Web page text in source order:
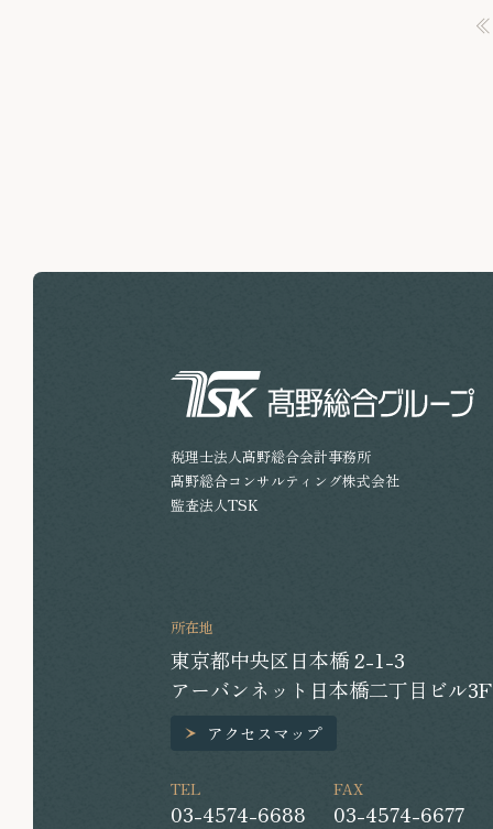
税理士法人髙野総合会計事務所
髙野総合コンサルティング株式会社
監査法人TSK
所在地
東京都中央区日本橋 2-1-3
アーバンネット日本橋二丁目ビル3F
アクセスマップ
TEL
03-4574-6688
FAX
03-4574-6677